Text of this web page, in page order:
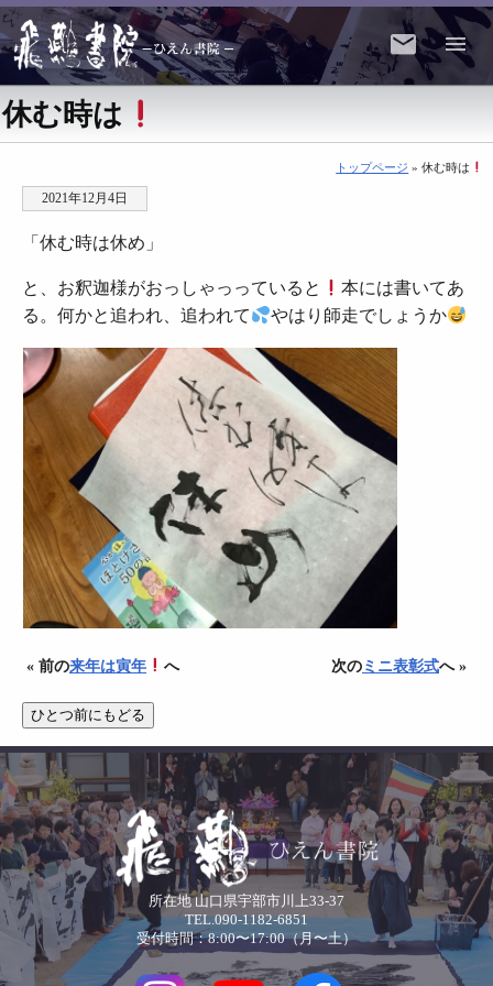
休む時は
トップページ » 休む時は
2021年12月4日
「休む時は休め」
と、お釈迦様がおっしゃっっていると
本には書いてあ
る。何かと追われ、追われて
やはり師走でしょうか
« 前の来年は寅年 へ 次のミニ表彰式へ »
所在地 山口県宇部市川上33-37
TEL.090-1182-6851
受付時間：8:00〜17:00（月〜土）